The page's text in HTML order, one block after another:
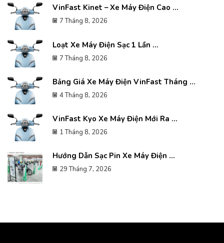
VinFast Kinet – Xe Máy Điện Cao ...
7 Tháng 8, 2026
Loạt Xe Máy Điện Sạc 1 Lần ...
7 Tháng 8, 2026
Bảng Giá Xe Máy Điện VinFast Tháng ...
4 Tháng 8, 2026
VinFast Kyo Xe Máy Điện Mới Ra ...
1 Tháng 8, 2026
Hướng Dẫn Sạc Pin Xe Máy Điện ...
29 Tháng 7, 2026